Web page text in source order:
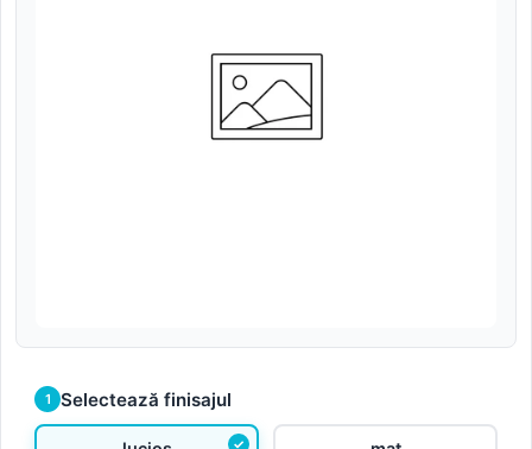
1 Selectează finisajul